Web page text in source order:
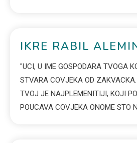
IKRE RABIL
"UCI, U IME GOSPODARA TVOGA
STVARA COVJEKA OD
TVOJ JE NAJPLEMENITIJI, KOJI
POUCAVA COVJEKA ONOME STO